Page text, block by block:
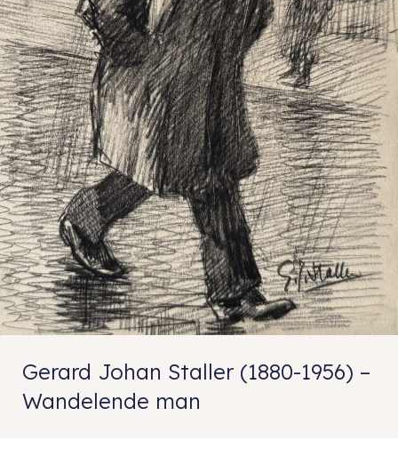
Gerard Johan Staller (1880-1956) –
Wandelende man